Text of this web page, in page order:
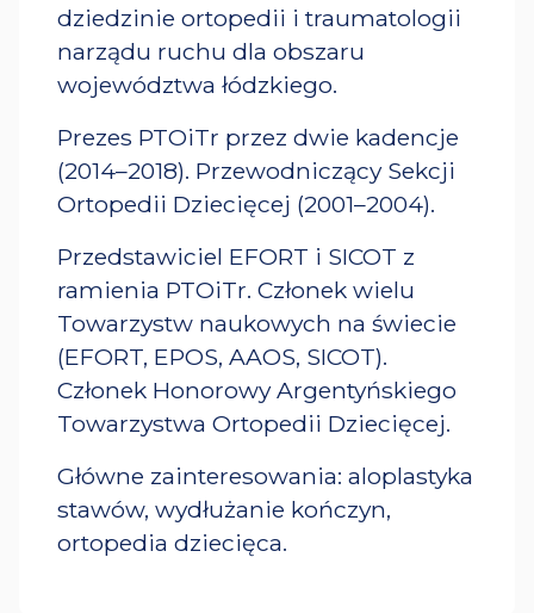
dziedzinie ortopedii i traumatologii
narządu ruchu dla obszaru
województwa łódzkiego.
Prezes PTOiTr przez dwie kadencje
(2014–2018). Przewodniczący Sekcji
Ortopedii Dziecięcej (2001–2004).
Przedstawiciel EFORT i SICOT z
ramienia PTOiTr. Członek wielu
Towarzystw naukowych na świecie
(EFORT, EPOS, AAOS, SICOT).
Członek Honorowy Argentyńskiego
Towarzystwa Ortopedii Dziecięcej.
Główne zainteresowania: aloplastyka
stawów, wydłużanie kończyn,
ortopedia dziecięca.